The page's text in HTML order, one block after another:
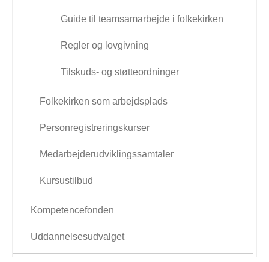
Guide til teamsamarbejde i folkekirken
Regler og lovgivning
Tilskuds- og støtteordninger
Folkekirken som arbejdsplads
Personregistreringskurser
Medarbejderudviklingssamtaler
Kursustilbud
Kompetencefonden
Uddannelsesudvalget